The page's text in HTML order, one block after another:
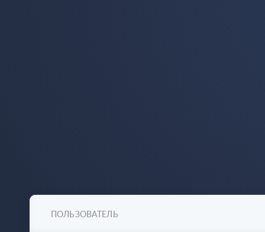
ПОЛЬЗОВАТЕЛЬ